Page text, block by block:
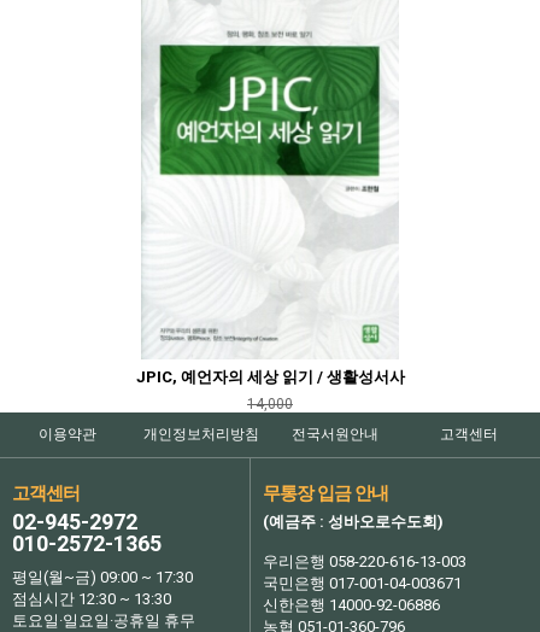
JPIC, 예언자의 세상 읽기 / 생활성서사
14,000
이용약관
개인정보처리방침 전국서원안내 고객센터
고객센터
02-945-2972
010-2572-1365
평일(월~금) 09:00 ~ 17:30
점심시간 12:30 ~ 13:30
토요일·일요일·공휴일 휴무
무통장 입금 안내
(예금주 : 성바오로수도회)
우리은행 058-220-616-13-003
국민은행 017-001-04-003671
신한은행 14000-92-06886
농협 051-01-360-796